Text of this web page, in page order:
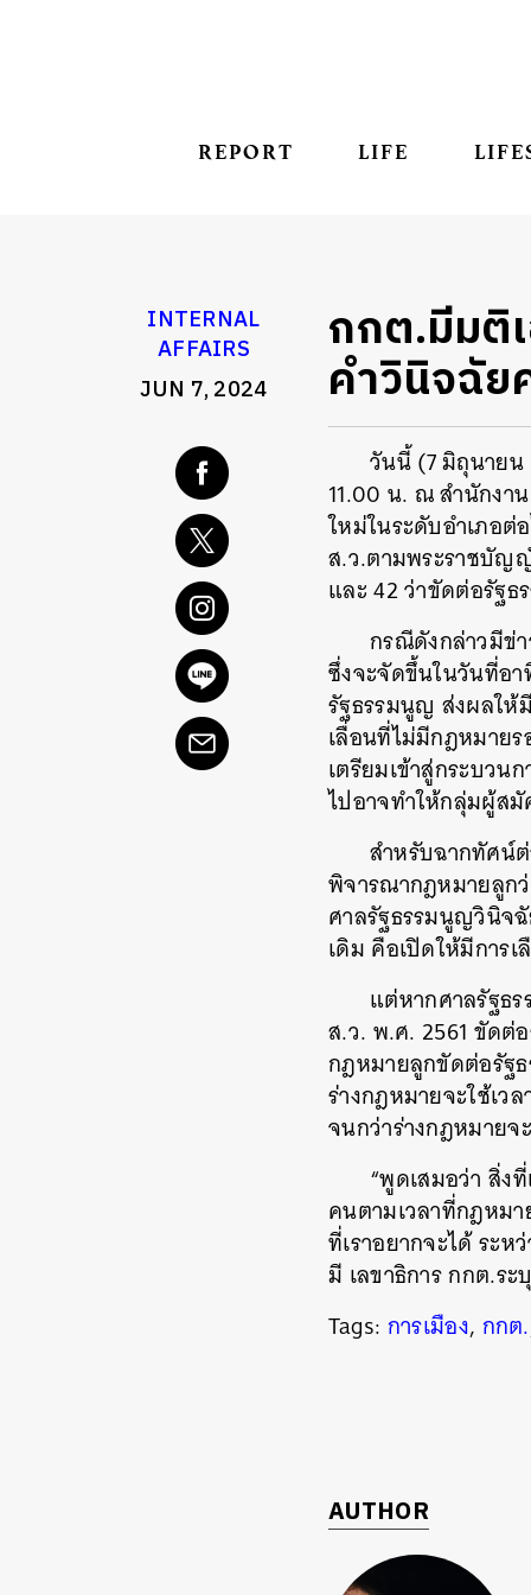
REPORT LIFE
INTERNAL
AFFAIRS
JUN 7, 2024
กกต.มีมติ
คำวินิจฉั
วันนี้ (7 มิถุนายน
11.00 น. ณ สำนักงา
ใหม่ในระดับอำเภอต่
ส.ว.ตามพระราชบัญ
และ 42 ว่าขัดต่อรัฐ
กรณีดังกล่าวมีข่
ซึ่งจะจัดขึ้นในวันที่อ
รัฐธรรมนูญ ส่งผลให้
เลื่อนที่ไม่มีกฎหมาย
เตรียมเข้าสู่กระบวน
ไปอาจทำให้กลุ่มผู้ส
สำหรับฉากทัศน์
พิจารณากฎหมายลูก
ศาลรัฐธรรมนูญวินิจ
เดิม คือเปิดให้มีการ
แต่หากศาลรัฐธ
ส.ว. พ.ศ. 2561 ขัดต่
กฎหมายลูกขัดต่อรัฐ
ร่างกฎหมายจะใช้เ
จนกว่าร่างกฎหมาย
“พูดเสมอว่า สิ่ง
คนตามเวลาที่กฎหม
ที่เราอยากจะได้ ระ
มี เลขาธิการ กกต.ระ
Tags: การเมือง, กกต.
AUTHOR